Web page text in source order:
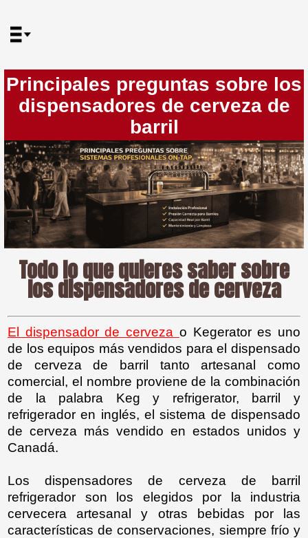
Principales preguntas sobre los
dispensadores de cerveza de
barril
Todo lo que quieres saber sobre
los dispensadores de cerveza
El dispensador de cerveza o Kegerator es uno
de los equipos más vendidos para el dispensado
de cerveza de barril tanto artesanal como
comercial, el nombre proviene de la combinación
de la palabra Keg y refrigerator, barril y
refrigerador en inglés, el sistema de dispensado
de cerveza más vendido en estados unidos y
Canadá.
Los dispensadores de cerveza de barril
refrigerador son los elegidos por la industria
cervecera artesanal y otras bebidas por las
características de conservaciones, siempre frío y